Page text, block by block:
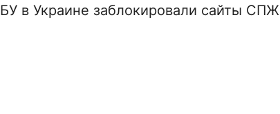
в Украине заблокировали сайты СПЖ